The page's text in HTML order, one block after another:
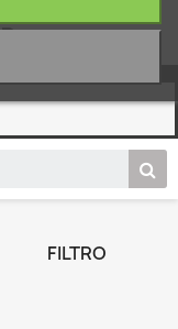
FILTRO